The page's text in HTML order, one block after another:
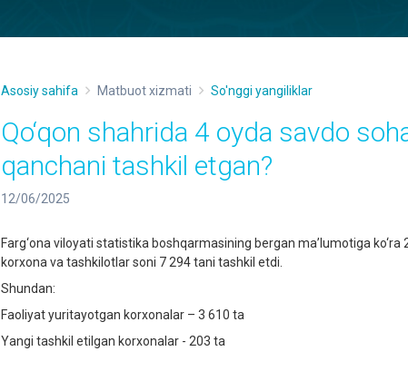
Asosiy sahifa Matbuot xizmati So'nggi yangiliklar
Qo‘qon shahrida 4 oyda savdo
qanchani tashkil etgan?
12/06/2025
Farg‘ona viloyati statistika boshqarmasining bergan ma’lumotiga ko‘ra
korxona va tashkilotlar soni 7 294 tani tashkil etdi.
Shundan:
Faoliyat yuritayotgan korxonalar – 3 610 ta
Yangi tashkil etilgan korxonalar - 203 ta